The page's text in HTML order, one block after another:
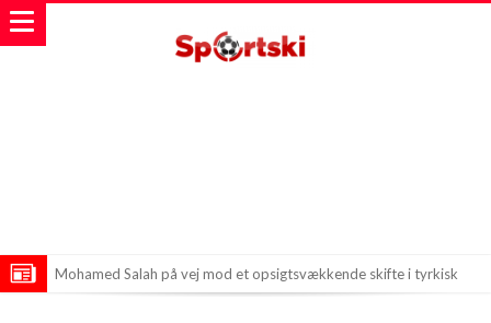
Mohamed Salah på vej mod et opsigtsvækkende skifte i tyrkisk